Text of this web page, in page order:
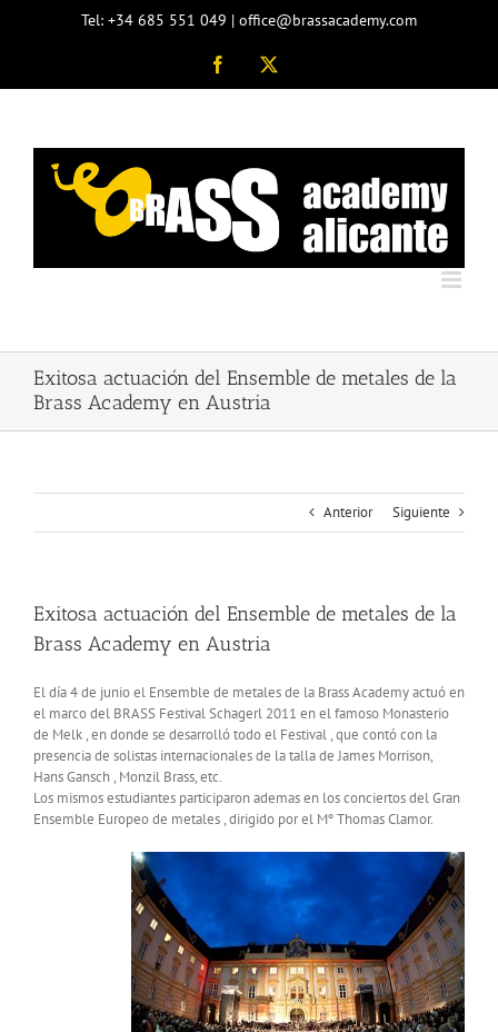
Tel: +34 685 551 049 | office@brassacademy.com
Facebook
Exitosa actuación del Ensemble de metales de la
Brass Academy en Austria
Anterior Siguiente
Exitosa actuación del Ensemble de metales de la
Brass Academy en Austria
El día 4 de junio el Ensemble de metales de la Brass Academy actuó en
el marco del BRASS Festival Schagerl 2011 en el famoso Monasterio
de Melk , en donde se desarrolló todo el Festival , que contó con la
presencia de solistas internacionales de la talla de James Morrison,
Hans Gansch , Monzil Brass, etc.
Los mismos estudiantes participaron ademas en los conciertos del Gran
Ensemble Europeo de metales , dirigido por el Mº Thomas Clamor.